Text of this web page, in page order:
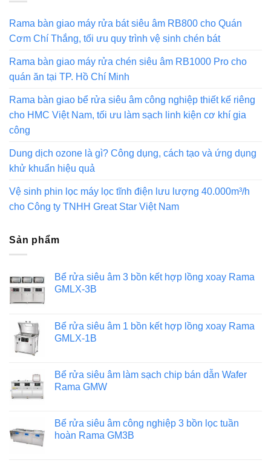
Rama bàn giao máy rửa bát siêu âm RB800 cho Quán
Cơm Chí Thắng, tối ưu quy trình vệ sinh chén bát
Rama bàn giao máy rửa chén siêu âm RB1000 Pro cho
quán ăn tại TP. Hồ Chí Minh
Rama bàn giao bể rửa siêu âm công nghiệp thiết kế riêng
cho HMC Việt Nam, tối ưu làm sạch linh kiện cơ khí gia
công
Dung dịch ozone là gì? Công dụng, cách tạo và ứng dụng
khử khuẩn hiệu quả
Vệ sinh phin lọc máy lọc tĩnh điện lưu lượng 40.000m³/h
cho Công ty TNHH Great Star Việt Nam
Sản phẩm
Bể rửa siêu âm 3 bồn kết hợp lồng xoay Rama
GMLX-3B
Bể rửa siêu âm 1 bồn kết hợp lồng xoay Rama
GMLX-1B
Bể rửa siêu âm làm sạch chip bán dẫn Wafer
Rama GMW
Bể rửa siêu âm công nghiệp 3 bồn lọc tuần
hoàn Rama GM3B